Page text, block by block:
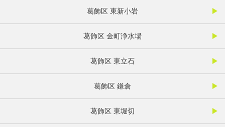
葛飾区 東新小岩
葛飾区 金町浄水場
葛飾区 東立石
葛飾区 鎌倉
葛飾区 東堀切